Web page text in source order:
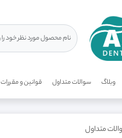
وبلاگ سوالات متداول قوانين و مقررات
متداول